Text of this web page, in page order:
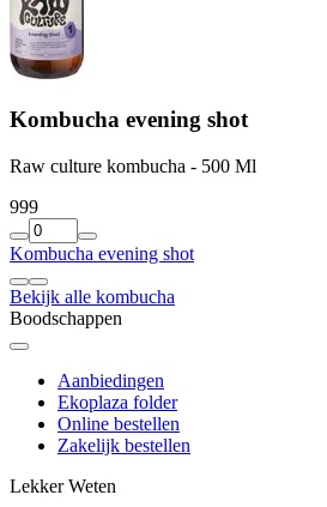
Kombucha evening shot
Raw culture kombucha - 500 Ml
999
Kombucha evening shot
Bekijk alle kombucha
Boodschappen
Aanbiedingen
Ekoplaza folder
Online bestellen
Zakelijk bestellen
Lekker Weten